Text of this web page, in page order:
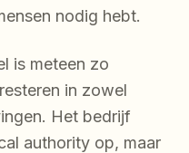
nodig hebt.
is meteen zo
in zowel
Het bedrijf
authority op, maar